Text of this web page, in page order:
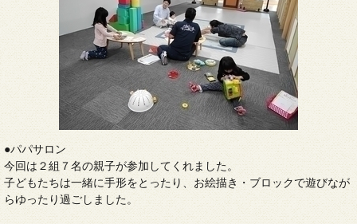
●パパサロン
今回は２組７名の親子が参加してくれました。
子どもたちは一緒に手形をとったり、お絵描き・ブロックで遊びなが
らゆったり過ごしました。